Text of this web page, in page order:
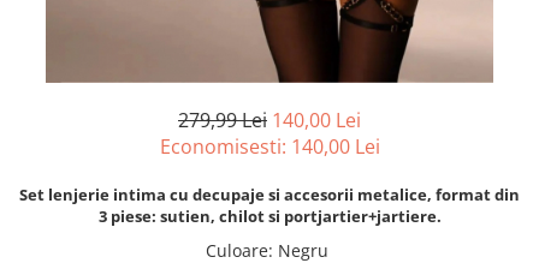
279,99 Lei 140,00 Lei
Economisesti: 140,00 Lei
Set lenjerie intima cu decupaje si accesorii metalice, format din
3 piese: sutien, chilot si portjartier+jartiere.
Culoare: Negru